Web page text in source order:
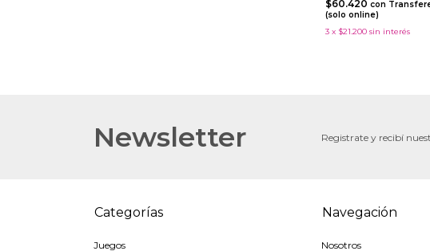
$60.420 con
(solo online)
3 x $21.200 sin interés
Newsletter Registrate y recibí
Categorías
Juegos
Navegación
Nosotros